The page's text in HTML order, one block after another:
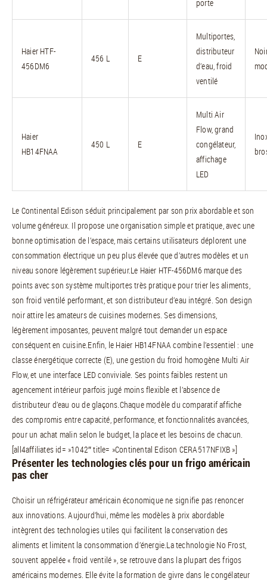
porte
Haier HTF-
456DM6
456 L E
Multiportes,
distributeur
d’eau, froid
ventilé
Haier
HB14FNAA
450 L E
Multi Air
Flow, grand
congélateur,
affichage
LED
Le Continental Edison séduit principalement par son prix abordable et son
volume généreux. Il propose une organisation simple et pratique, avec une
bonne optimisation de l’espace, mais certains utilisateurs déplorent une
consommation électrique un peu plus élevée que d’autres modèles et un
niveau sonore légèrement supérieur.Le Haier HTF-456DM6 marque des
points avec son système multiportes très pratique pour trier les aliments,
son froid ventilé performant, et son distributeur d’eau intégré. Son design
noir attire les amateurs de cuisines modernes. Ses dimensions,
légèrement imposantes, peuvent malgré tout demander un espace
conséquent en cuisine.Enfin, le Haier HB14FNAA combine l’essentiel : une
classe énergétique correcte (E), une gestion du froid homogène Multi Air
Flow, et une interface LED conviviale. Ses points faibles restent un
agencement intérieur parfois jugé moins flexible et l’absence de
distributeur d’eau ou de glaçons.Chaque modèle du comparatif affiche
des compromis entre capacité, performance, et fonctionnalités avancées,
pour un achat malin selon le budget, la place et les besoins de chacun.
[all4affiliates id= »1042″ title= »Continental Edison CERA517NFIXB »]
Présenter les technologies clés pour un frigo américain
pas cher
Choisir un réfrigérateur américain économique ne signifie pas renoncer
aux innovations. Aujourd’hui, même les modèles à prix abordable
intègrent des technologies utiles qui facilitent la conservation des
aliments et limitent la consommation d’énergie.La technologie No Frost,
souvent appelée « froid ventilé », se retrouve dans la plupart des frigos
américains modernes. Elle évite la formation de givre dans le congélateur